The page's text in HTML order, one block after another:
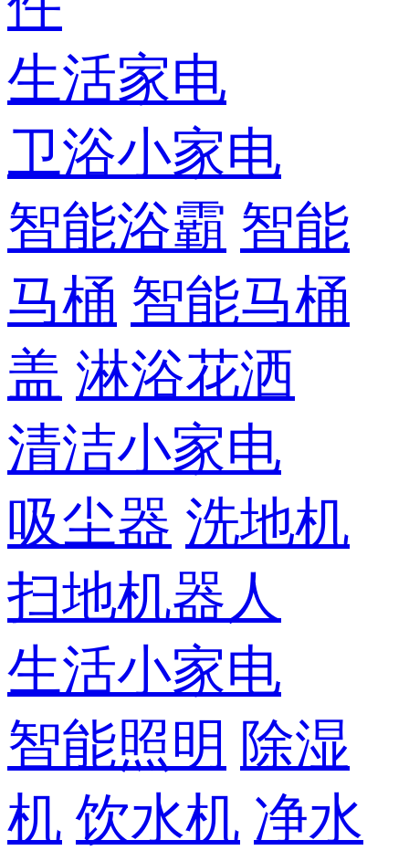
生活家电
卫浴小家电
智能浴霸 智能
马桶 智能马桶
盖 淋浴花洒
清洁小家电
吸尘器 洗地机
扫地机器人
生活小家电
智能照明 除湿
机 饮水机 净水